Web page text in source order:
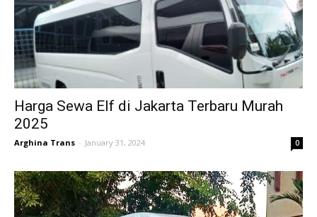
Harga Sewa Elf di Jakarta Terbaru Murah
2025
Arghina Trans - January 31, 2024 0